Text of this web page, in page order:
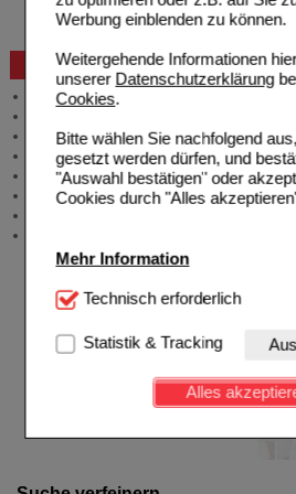
Werbung einblenden zu können.
Weitergehende Informationen
unserer Datenschutzerklärung
Cookies.
Bitte wählen Sie nachfolgend
gesetzt werden dürfen, und
"Auswahl bestätigen" oder
Cookies durch "Alles
Mehr Information
Technisch Notwendig:Hierbei
Website notwendig sind (z.B.
Kundenkonto), weshalb auf diese
werden kann.
Einkaufserlebnis noch
Technisch erforderlich
Statistik & Tracking
Alles
Beratung und Service
Allgemeine Information
Meldung Arzneimittelrisiken
Zuzahlungsfreie Arzneien
Angebote & Downloads
Newsletter